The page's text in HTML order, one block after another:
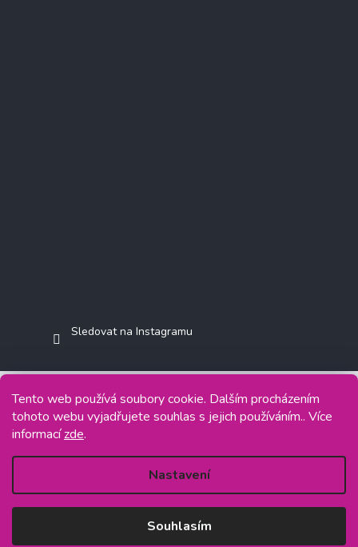
Tento web používá soubory cookie. Dalším procházením
tohoto webu vyjadřujete souhlas s jejich používáním.. Více
informacízde.
Nastavení
Souhlasím
Sledovat na Instagramu
Copyright 2026Jasminkashop.cz. Všechna práva vyhrazena.
Vytvořil Shoptet